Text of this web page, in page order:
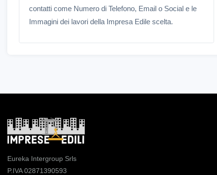
contatti come Numero di Telefono, Email o Social e le
Immagini dei lavori della Impresa Edile scelta.
Eureka Intergroup Srls
P.IVA 02871390593